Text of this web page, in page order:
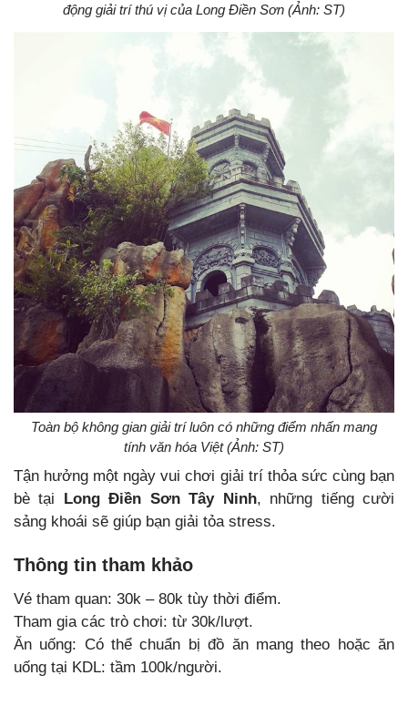
động giải trí thú vị của Long Điền Sơn (Ảnh: ST)
Toàn bộ không gian giải trí luôn có những điểm nhấn mang
tính văn hóa Việt (Ảnh: ST)
Tận hưởng một ngày vui chơi giải trí thỏa sức cùng bạn
bè tại Long Điền Sơn Tây Ninh, những tiếng cười
sảng khoái sẽ giúp bạn giải tỏa stress.
Thông tin tham khảo
Vé tham quan: 30k – 80k tùy thời điểm.
Tham gia các trò chơi: từ 30k/lượt.
Ăn uống: Có thể chuẩn bị đồ ăn mang theo hoặc ăn
uống tại KDL: tầm 100k/người.